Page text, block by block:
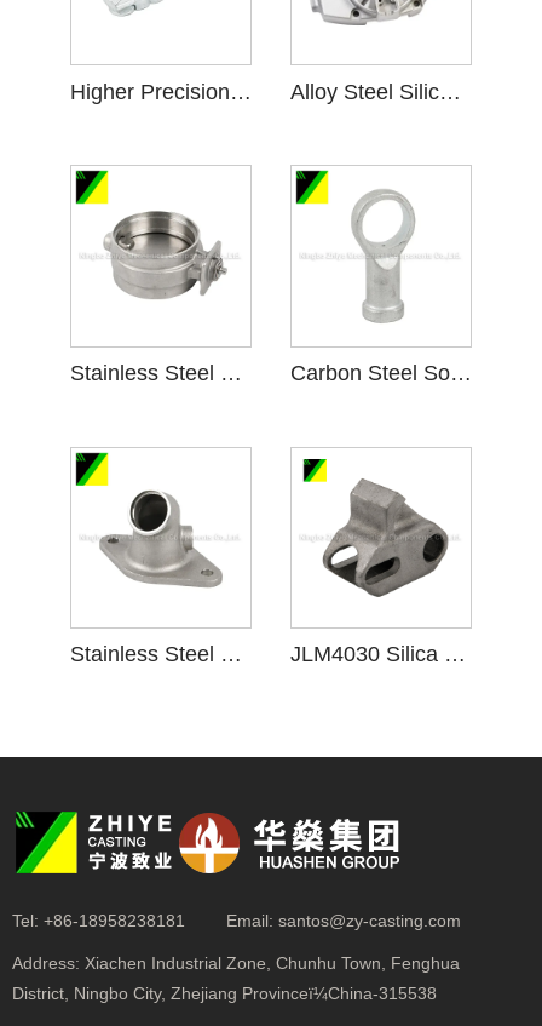
Higher Precision Carbon Steel Silica Sol Investment Casting Alloy Steel Silica Sol Investment Casting
Stainless Steel Silica Sol Investment Casting Carbon Steel Sol Investment Casting para sa Makinarya
Stainless Steel Silica Sol Investment Casting para sa Fuel Pipe Adapter JLM4030 Silica Sol Investment Casting Elastic Pedestal
Tel: +86-18958238181 Email: santos@zy-casting.com
Address: Xiachen Industrial Zone, Chunhu Town, Fenghua
District, Ningbo City, Zhejiang Provinceï¼China-315538